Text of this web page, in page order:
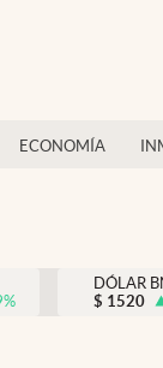
ECONOMÍA
%
DÓLAR
$ 1520